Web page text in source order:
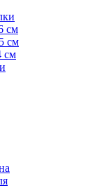
см
см
см